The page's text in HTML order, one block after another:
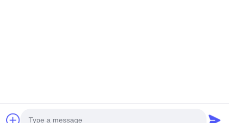
©2017- Zhangjiagang HuaDong Boiler Co., Ltd.. Tout le monde. Les droits